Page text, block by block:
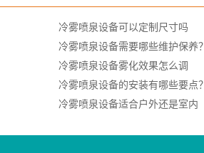
冷雾喷泉设备可以定制尺寸吗
冷雾喷泉设备需要哪些维护保养？
冷雾喷泉设备雾化效果怎么调
冷雾喷泉设备的安装有哪些要点？
冷雾喷泉设备适合户外还是室内